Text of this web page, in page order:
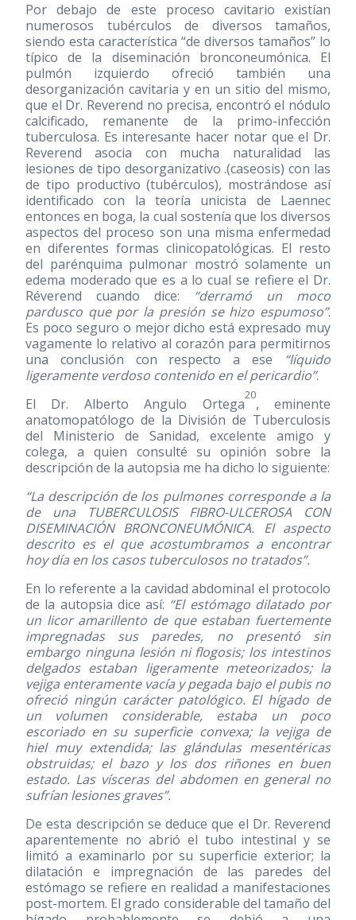
Por debajo de este proceso cavitario existían
numerosos tubérculos de diversos tamaños,
siendo esta característica “de diversos tamaños” lo
típico de la diseminación bronconeumónica. El
pulmón izquierdo ofreció también una
desorganización cavitaria y en un sitio del mismo,
que el Dr. Reverend no precisa, encontró el nódulo
calcificado, remanente de la primo-infección
tuberculosa. Es interesante hacer notar que el Dr.
Reverend asocia con mucha naturalidad las
lesiones de tipo desorganizativo .(caseosis) con las
de tipo productivo (tubérculos), mostrándose así
identificado con la teoría unicista de Laennec
entonces en boga, la cual sostenía que los diversos
aspectos del proceso son una misma enfermedad
en diferentes formas clinicopatológicas. El resto
del parénquima pulmonar mostró solamente un
edema moderado que es a lo cual se refiere el Dr.
Réverend cuando dice: “derramó un moco
pardusco que por la presión se hizo espumoso”.
Es poco seguro o mejor dicho está expresado muy
vagamente lo relativo al corazón para permitirnos
una conclusión con respecto a ese “líquido
ligeramente verdoso contenido en el pericardio”.
El Dr. Alberto Angulo Ortega
20
, eminente
anatomopatólogo de la División de Tuberculosis
del Ministerio de Sanidad, excelente amigo y
colega, a quien consulté su opinión sobre la
descripción de la autopsia me ha dicho lo siguiente:
“La descripción de los pulmones corresponde a la
de una TUBERCULOSIS FIBRO-ULCEROSA CON
DISEMINACIÓN BRONCONEUMÓNICA. El aspecto
descrito es el que acostumbramos a encontrar
hoy día en los casos tuberculosos no tratados”.
En lo referente a la cavidad abdominal el protocolo
de la autopsia dice así: “El estómago dilatado por
un licor amarillento de que estaban fuertemente
impregnadas sus paredes, no presentó sin
embargo ninguna lesión ni flogosis; los intestinos
delgados estaban ligeramente meteorizados; la
vejiga enteramente vacía y pegada bajo el pubis no
ofreció ningún carácter patológico. El hígado de
un volumen considerable, estaba un poco
escoriado en su superficie convexa; la vejiga de
hiel muy extendida; las glándulas mesentéricas
obstruidas; el bazo y los dos riñones en buen
estado. Las vísceras del abdomen en general no
sufrían lesiones graves”.
De esta descripción se deduce que el Dr. Reverend
aparentemente no abrió el tubo intestinal y se
limitó a examinarlo por su superficie exterior; la
dilatación e impregnación de las paredes del
estómago se refiere en realidad a manifestaciones
post-mortem. El grado considerable del tamaño del